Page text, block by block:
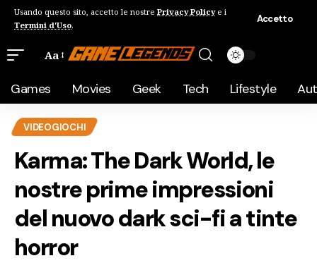
Usando questo sito, accetto le nostre Privacy Policye i
Termini d'Uso.
Accetto
Aa
Games Movies Geek Tech Lifestyle
VIDEOGIOCHI
Karma: The Dark World, le
nostre prime impressioni
del nuovo dark sci-fi a tinte
horror